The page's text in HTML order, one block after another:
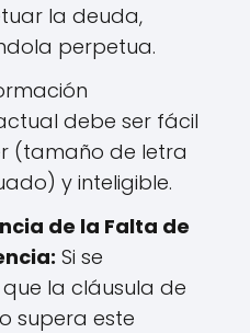
la deuda,
perpetua.
debe ser fácil
(tamaño de letra
y inteligible.
de la Falta de
Si se
la cláusula de
supera este